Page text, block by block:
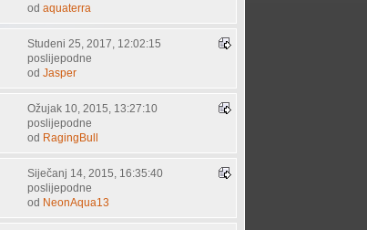
odaquaterra
Studeni 25, 2017, 12:02:15
poslijepodne
odJasper
Ožujak 10, 2015, 13:27:10
poslijepodne
od RagingBull
Siječanj 14, 2015, 16:35:40
poslijepodne
od NeonAqua13